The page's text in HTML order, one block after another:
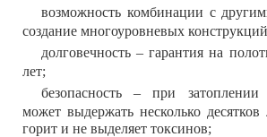
возможность комбинации с
создание многоуровневых
долговечность – гарантия на
лет;
безопасность – при
может выдержать несколько
горит и не выделяет токсинов;